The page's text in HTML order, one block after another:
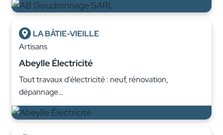
LA BÂTIE-VIEILLE
Artisans
Abeylle Électricité
Tout travaux d’électricité : neuf, rénovation,
dépannage…